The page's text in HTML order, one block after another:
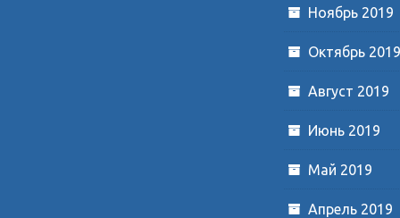
Ноябрь 2019
Октябрь 2019
Август 2019
Июнь 2019
Май 2019
Апрель 2019